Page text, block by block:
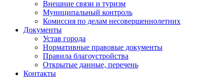
Внешние связи и туризм
Муниципальный контроль
Комиссия по делам несовершеннолетних
Документы
Устав города
Нормативные правовые документы
Правила благоустройства
Открытые данные, перечень
Контакты